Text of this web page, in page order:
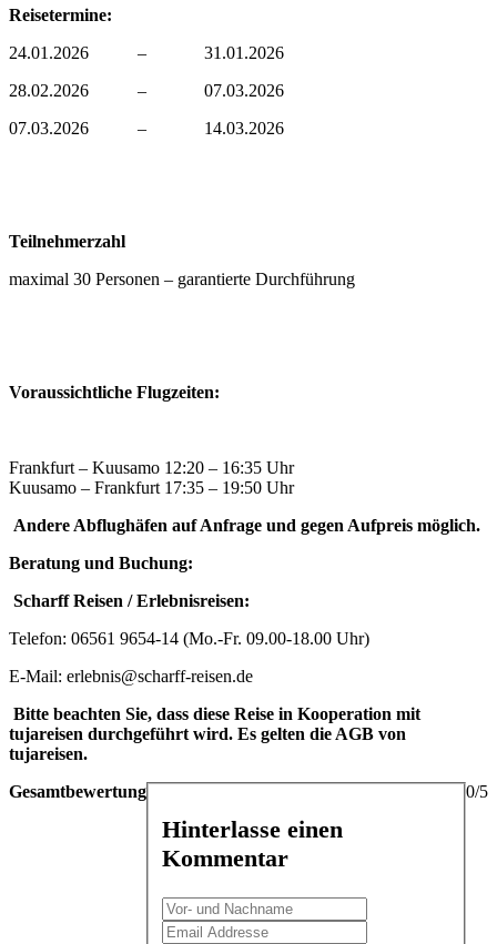
Reisetermine:
24.01.2026 – 31.01.2026
28.02.2026 – 07.03.2026
07.03.2026 – 14.03.2026
Teilnehmerzahl
maximal 30 Personen – garantierte Durchführung
Voraussichtliche Flugzeiten:
Frankfurt – Kuusamo 12:20 – 16:35 Uhr
Kuusamo – Frankfurt 17:35 – 19:50 Uhr
Andere Abflughäfen auf Anfrage und gegen Aufpreis möglich.
Beratung und Buchung:
Scharff Reisen / Erlebnisreisen:
Telefon: 06561 9654-14 (Mo.-Fr. 09.00-18.00 Uhr)
E-Mail: erlebnis@scharff-reisen.de
Bitte beachten Sie, dass diese Reise in Kooperation mit
tujareisen durchgeführt wird. Es gelten die AGB von
tujareisen.
Gesamtbewertung
0/5
Hinterlasse einen
Kommentar